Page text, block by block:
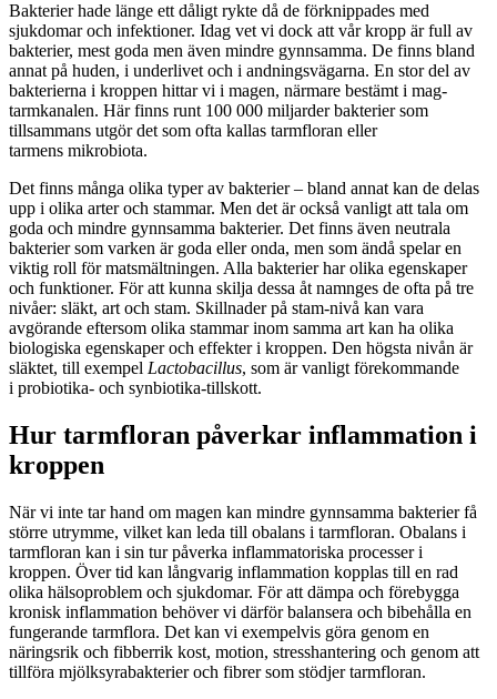
Bakterier hade länge ett dåligt rykte då de förknippades med
sjukdomar och infektioner. Idag vet vi dock att vår kropp är full av
bakterier, mest goda men även mindre gynnsamma. De finns bland
annat på huden, i underlivet och i andningsvägarna. En stor del av
bakterierna i kroppen hittar vi i magen, närmare bestämt i mag-
tarmkanalen. Här finns runt 100 000 miljarder bakterier som
tillsammans utgör det som ofta kallas tarmfloran eller
tarmens mikrobiota.
Det finns många olika typer av bakterier – bland annat kan de delas
upp i olika arter och stammar. Men det är också vanligt att tala om
goda och mindre gynnsamma bakterier. Det finns även neutrala
bakterier som varken är goda eller onda, men som ändå spelar en
viktig roll för matsmältningen. Alla bakterier har olika egenskaper
och funktioner. För att kunna skilja dessa åt namnges de ofta på tre
nivåer: släkt, art och stam. Skillnader på stam-nivå kan vara
avgörande eftersom olika stammar inom samma art kan ha olika
biologiska egenskaper och effekter i kroppen. Den högsta nivån är
släktet, till exempel Lactobacillus, som är vanligt förekommande
i probiotika- och synbiotika-tillskott.
Hur tarmfloran påverkar inflammation i
kroppen
När vi inte tar hand om magen kan mindre gynnsamma bakterier få
större utrymme, vilket kan leda till obalans i tarmfloran. Obalans i
tarmfloran kan i sin tur påverka inflammatoriska processer i
kroppen. Över tid kan långvarig inflammation kopplas till en rad
olika hälsoproblem och sjukdomar. För att dämpa och förebygga
kronisk inflammation behöver vi därför balansera och bibehålla en
fungerande tarmflora. Det kan vi exempelvis göra genom en
näringsrik och fibberrik kost, motion, stresshantering och genom att
tillföra mjölksyrabakterier och fibrer som stödjer tarmfloran.